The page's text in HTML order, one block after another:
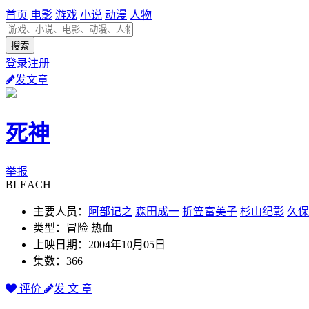
首页 电影 游戏 小说 动漫 人物
登录注册
发文章
死神
举报
BLEACH
主要人员： 阿部记之 森田成一 折笠富美子 杉山纪彰 久
类型：冒险 热血
上映日期：2004年10月05日
集数：366
评价 发 文 章